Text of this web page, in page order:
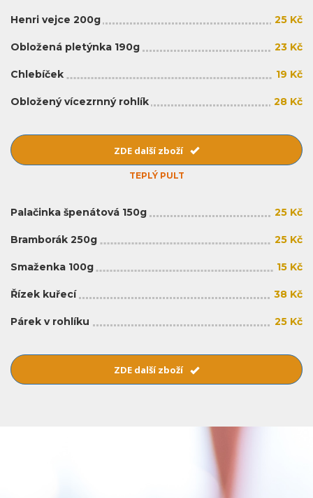
Henri vejce 200g 25 Kč
Obložená pletýnka 190g 23 Kč
Chlebíček 19 Kč
Obložený vícezrnný rohlík 28 Kč
ZDE další zboží
TEPLÝ PULT
Palačinka špenátová 150g 25 Kč
Bramborák 250g 25 Kč
Smaženka 100g 15 Kč
Řízek kuřecí 38 Kč
Párek v rohlíku 25 Kč
ZDE další zboží